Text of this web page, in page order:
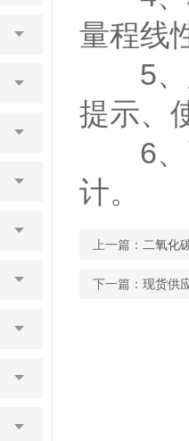
量程线
5、人
提示、
6、高
计。
上一篇： 二氧化
下一篇： 现货供